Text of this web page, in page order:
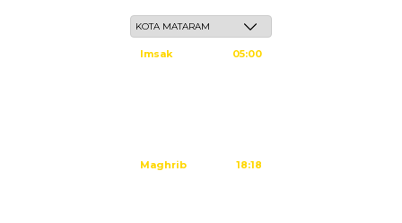
Imsak 05:00
Maghrib 18:18